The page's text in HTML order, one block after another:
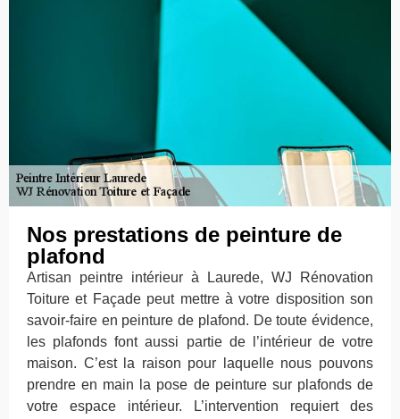
Nos prestations de peinture de
plafond
Artisan peintre intérieur à Laurede, WJ Rénovation
Toiture et Façade peut mettre à votre disposition son
savoir-faire en peinture de plafond. De toute évidence,
les plafonds font aussi partie de l’intérieur de votre
maison. C’est la raison pour laquelle nous pouvons
prendre en main la pose de peinture sur plafonds de
votre espace intérieur. L’intervention requiert des